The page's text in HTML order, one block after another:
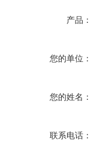
产品：
您的单位：
您的姓名：
联系电话：